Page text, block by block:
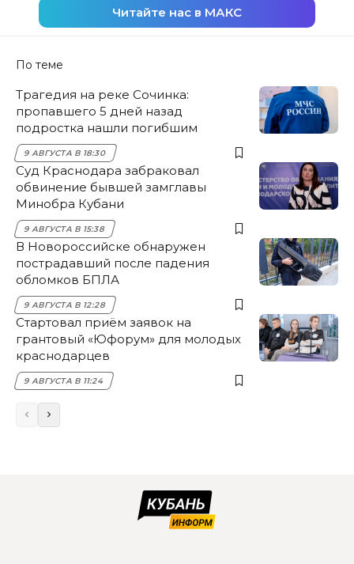
Читайте нас в МАКС
По теме
Трагедия на реке Сочинка:
пропавшего 5 дней назад
подростка нашли погибшим
9 АВГУСТА В 18:30
Суд Краснодара забраковал
обвинение бывшей замглавы
Минобра Кубани
9 АВГУСТА В 15:38
В Новороссийске обнаружен
пострадавший после падения
обломков БПЛА
9 АВГУСТА В 12:28
Стартовал приём заявок на
грантовый «Юфорум» для молодых
краснодарцев
9 АВГУСТА В 11:24